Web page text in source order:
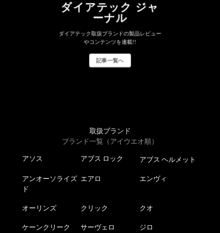
ダイアテック ジャ
ーナル
ダイアテック取扱ブランドの製品レビュー
やコンテンツを連載!!
記事一覧へ
取扱ブランド
ブランド一覧（アイウエオ順）
アソス アブス ロック アブス ヘルメット
アンオーソライズ
ド
エアロ エンヴィ
オーリンズ クリック クオ
ケーンクリーク サーヴェロ ジロ